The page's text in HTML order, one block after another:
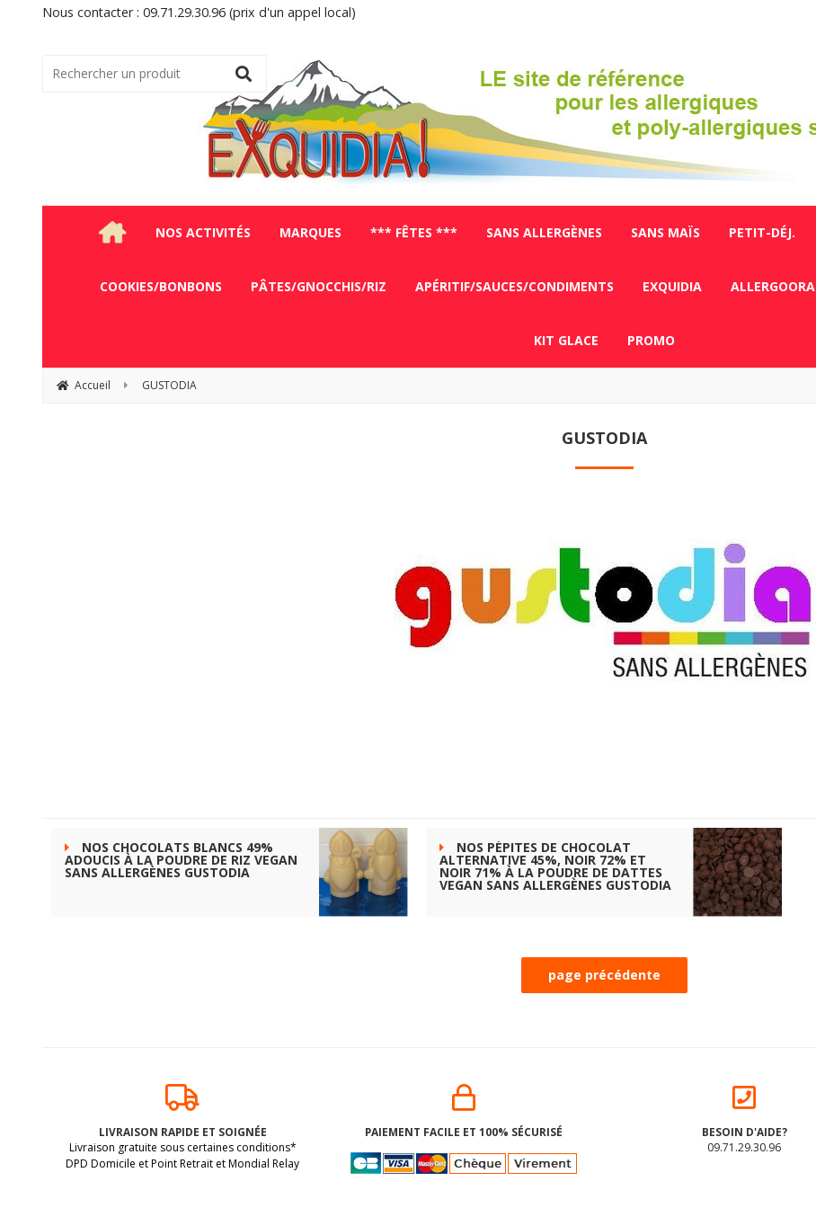
Nous contacter : 09.71.29.30.96 (prix d'un appel local)
NOS ACTIVITÉS MARQUES *** FÊTES *** SANS ALLERGÈNES SANS MAÏS PETIT-DÉJ.
COOKIES/BONBONS PÂTES/GNOCCHIS/RIZ APÉRITIF/SAUCES/CONDIMENTS EXQUIDIA ALLERGOORA
KIT GLACE PROMO
Accueil GUSTODIA
GUSTODIA
NOS CHOCOLATS BLANCS 49%
ADOUCIS À LA POUDRE DE RIZ VEGAN
SANS ALLERGÈNES GUSTODIA
NOS PÉPITES DE CHOCOLAT
ALTERNATIVE 45%, NOIR 72% ET
NOIR 71% À LA POUDRE DE DATTES
VEGAN SANS ALLERGÈNES GUSTODIA
LIVRAISON RAPIDE ET SOIGNÉE
Livraison gratuite sous certaines conditions*
DPD Domicile et Point Retrait et Mondial Relay
PAIEMENT FACILE ET 100% SÉCURISÉ BESOIN D'AIDE?
09.71.29.30.96